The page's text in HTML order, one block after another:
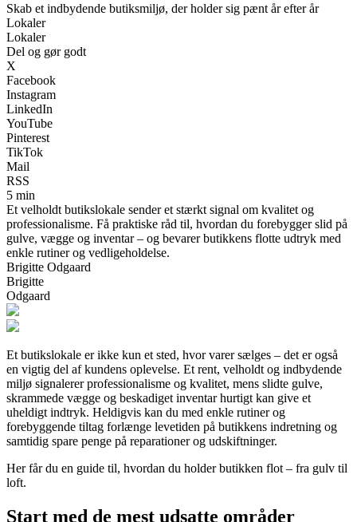
Skab et indbydende butiksmiljø, der holder sig pænt år efter år
Lokaler
Lokaler
Del og gør godt
X
Facebook
Instagram
LinkedIn
YouTube
Pinterest
TikTok
Mail
RSS
5 min
Et velholdt butikslokale sender et stærkt signal om kvalitet og
professionalisme. Få praktiske råd til, hvordan du forebygger slid på
gulve, vægge og inventar – og bevarer butikkens flotte udtryk med
enkle rutiner og vedligeholdelse.
Brigitte Odgaard
Brigitte
Odgaard
Et butikslokale er ikke kun et sted, hvor varer sælges – det er også
en vigtig del af kundens oplevelse. Et rent, velholdt og indbydende
miljø signalerer professionalisme og kvalitet, mens slidte gulve,
skrammede vægge og beskadiget inventar hurtigt kan give et
uheldigt indtryk. Heldigvis kan du med enkle rutiner og
forebyggende tiltag forlænge levetiden på butikkens indretning og
samtidig spare penge på reparationer og udskiftninger.
Her får du en guide til, hvordan du holder butikken flot – fra gulv til
loft.
Start med de mest udsatte områder